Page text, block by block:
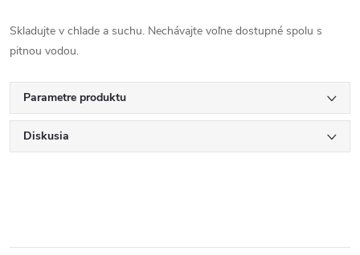
Skladujte v chlade a suchu. Nechávajte voľne dostupné spolu s
pitnou vodou.
Parametre produktu
Diskusia